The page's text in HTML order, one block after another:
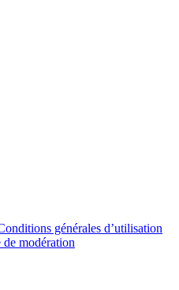
générales d’utilisation
de modération